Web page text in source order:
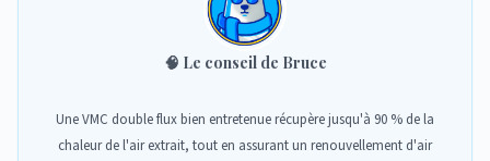
🧠 Le conseil de Bruce
Une VMC double flux bien entretenue récupère jusqu'à 90 % de la
chaleur de l'air extrait, tout en assurant un renouvellement d'air